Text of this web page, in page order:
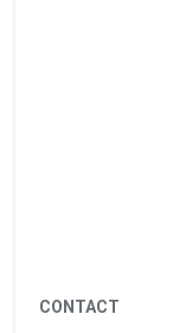
CONTACT